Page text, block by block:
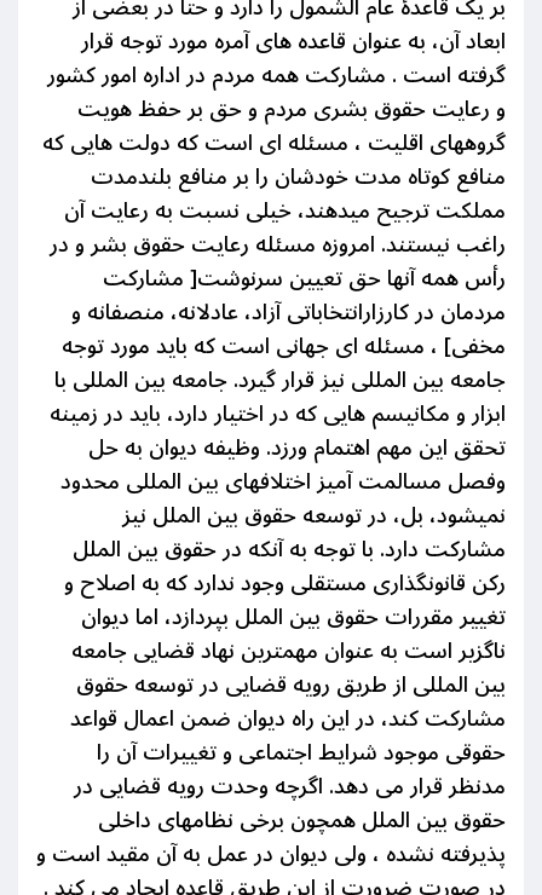
ابعاد آن، به عنوان قاعده های آمره مورد توجه قرار
گرفته است . مشارکتهمە مردم در ادارە امور کشور
و رعایت حقوق بشری مردم و حق بر حفظ هویت
گروههای اقلیت ، مسئله ای است که دولت هایی که
منافع کوتاه مدت خودشان را بر منافع بلندمدت
مملکت ترجیح میدهند، خیلی نسبت به رعایت آن
راغب نیستند. امروزه مسئلە رعایت حقوق بشر و در
رأسهمەآنها حقتعیینسرنوشت[ مشارکت
مردمان در کارزارانتخاباتی آزاد، عادلانه، منصفانه و
مخفی] ، مسئله ای جهانی است که باید مورد توجه
جامعە بین المللی نیز قرار گیرد. جامعە بین المللی با
ابزار و مکانیسم هایی که در اختیار دارد، باید در زمینە
تحقق این مهم اهتمامورزد.وظیفە دیوان به حل
وفصل مسالمت آمیز اختلافهای بین المللی محدود
نمیشود، بل، در توسعە حقوق بین الملل نیز
مشارکت دارد. با توجه به آنکه در حقوق بین الملل
رکن قانونگذاری مستقلی وجود ندارد کهبه اصلاح و
تغییر مقررات حقوق بین الملل بپردازد، اما دیوان
ناگزیر است به عنوان مهمترین نهاد قضایی جامعە
بین المللی از طریق رویە قضایی در توسعە حقوق
مشارکت کند، در این راهدیوانضمن اعمال قواعد
حقوقی موجودشرایط اجتماعی و تغییرات آن را
مدنظر قرار می دهد. اگرچه وحدت رویە قضایی در
حقوق بین الملل همچون برخی نظامهای داخلی
پذیرفته نشده ، ولیدیوان در عمل به آن مقید است و